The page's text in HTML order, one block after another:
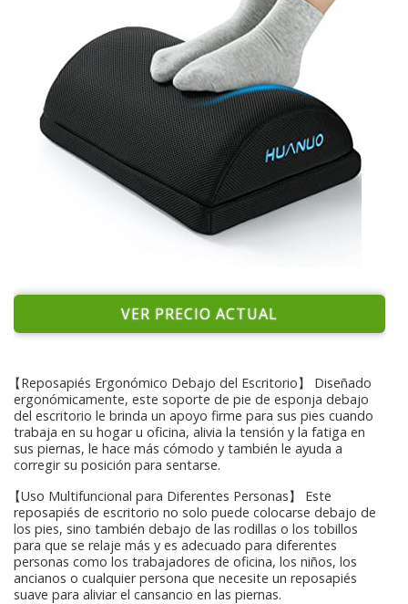
VER PRECIO ACTUAL
【Reposapiés Ergonómico Debajo del Escritorio】 Diseñado
ergonómicamente, este soporte de pie de esponja debajo
del escritorio le brinda un apoyo firme para sus pies cuando
trabaja en su hogar u oficina, alivia la tensión y la fatiga en
sus piernas, le hace más cómodo y también le ayuda a
corregir su posición para sentarse.
【Uso Multifuncional para Diferentes Personas】 Este
reposapiés de escritorio no solo puede colocarse debajo de
los pies, sino también debajo de las rodillas o los tobillos
para que se relaje más y es adecuado para diferentes
personas como los trabajadores de oficina, los niños, los
ancianos o cualquier persona que necesite un reposapiés
suave para aliviar el cansancio en las piernas.